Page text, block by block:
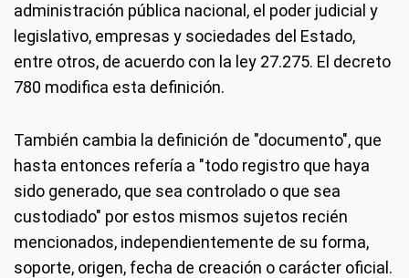
administración pública nacional, el poder judicial y
legislativo, empresas y sociedades del Estado,
entre otros, de acuerdo con la ley 27.275. El decreto
780 modifica esta definición.
También cambia la definición de "documento", que
hasta entonces refería a "todo registro que haya
sido generado, que sea controlado o que sea
custodiado" por estos mismos sujetos recién
mencionados, independientemente de su forma,
soporte, origen, fecha de creación o carácter oficial.